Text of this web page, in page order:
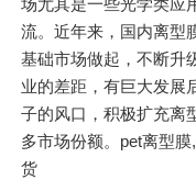
场尤其是一些光学类应
流。近年来，国内离型
基础市场做起，不断升
业的差距，有巨大发展
子的风口，积极扩充离
多市场份额。pet离型
货